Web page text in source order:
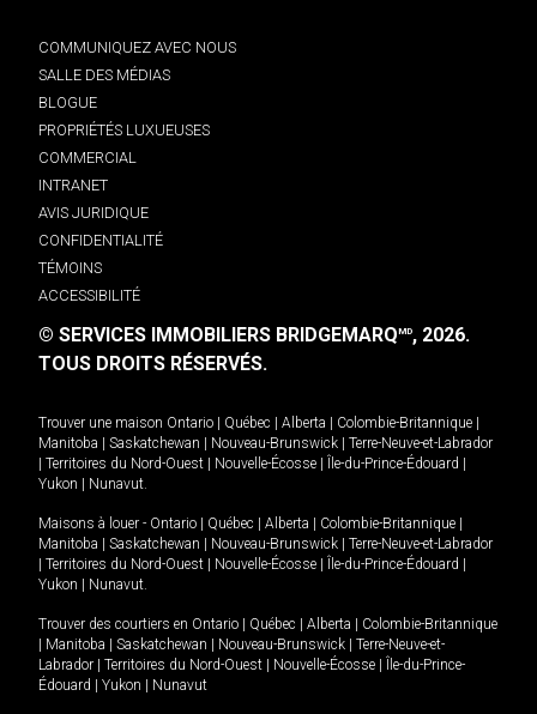
COMMUNIQUEZ AVEC NOUS
SALLE DES MÉDIAS
BLOGUE
PROPRIÉTÉS LUXUEUSES
COMMERCIAL
INTRANET
AVIS JURIDIQUE
CONFIDENTIALITÉ
TÉMOINS
ACCESSIBILITÉ
© SERVICES IMMOBILIERS BRIDGEMARQMD, 2026.
TOUS DROITS RÉSERVÉS.
Trouver une maison Ontario Québec Alberta Colombie-Britannique
Manitoba
Saskatchewan Nouveau-Brunswick
Terre-Neuve-et-Labrador
Territoires du Nord-Ouest Nouvelle-Écosse Île-du-Prince-Édouard
Yukon
Nunavut.
Maisons à louer - Ontario Québec Alberta Colombie-Britannique
Manitoba
Saskatchewan Nouveau-Brunswick
Terre-Neuve-et-Labrador
Territoires du Nord-Ouest Nouvelle-Écosse Île-du-Prince-Édouard
Yukon
Nunavut.
Trouver des courtiers en Ontario Québec Alberta
Colombie-Britannique
Manitoba Saskatchewan Nouveau-Brunswick
Terre-Neuve-et-
Labrador
Territoires du Nord-Ouest Nouvelle-Écosse
Île-du-Prince-
Édouard
Yukon Nunavut